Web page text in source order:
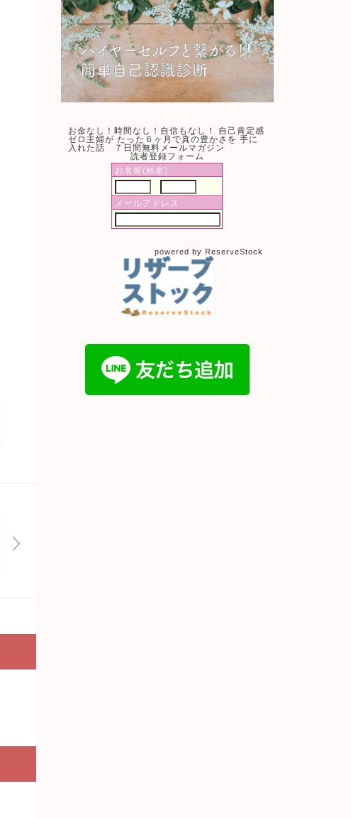
お金なし！時間なし！自信もなし！ 自己肯定感
ゼロ主婦が たった６ヶ月で真の豊かさを 手に
入れた話 ７日間無料メールマガジン
読者登録フォーム
お名前(姓名)
メールアドレス
powered by ReserveStock